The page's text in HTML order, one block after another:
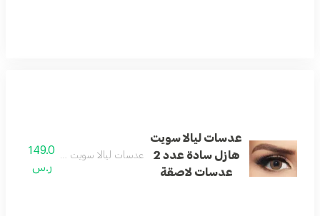
عدسات ليالا سويت
هازل سادة عدد 2
عدسات لاصقة
عدسات ليالا سويت هازل سادة عدد 2 عدسات لاصقة
149.0
ر.س